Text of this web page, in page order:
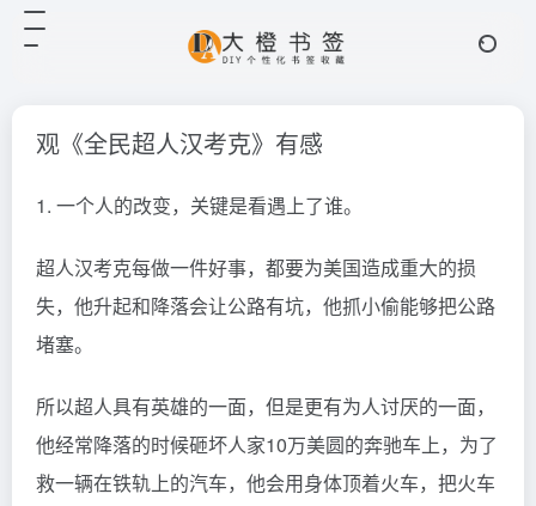
观《全民超人汉考克》有感
1. 一个人的改变，关键是看遇上了谁。
超人汉考克每做一件好事，都要为美国造成重大的损
失，他升起和降落会让公路有坑，他抓小偷能够把公路
堵塞。
所以超人具有英雄的一面，但是更有为人讨厌的一面，
他经常降落的时候砸坏人家10万美圆的奔驰车上，为了
救一辆在铁轨上的汽车，他会用身体顶着火车，把火车